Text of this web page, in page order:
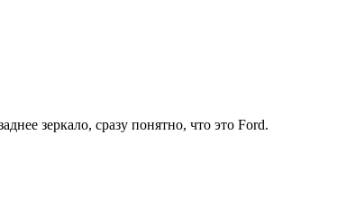
зеркало, сразу понятно, что это Ford.